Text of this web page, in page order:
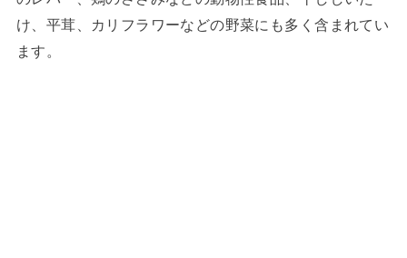
け、平茸、カリフラワーなどの野菜にも多く含まれてい
ます。